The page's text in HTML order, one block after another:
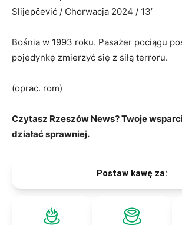
Slijepčević / Chorwacja 2024 / 13’
Bośnia w 1993 roku. Pasażer pociągu
pojedynkę zmierzyć się z siłą terroru.
(oprac. rom)
Czytasz Rzeszów News? Twoje
działać sprawniej.
Postaw kawę za: